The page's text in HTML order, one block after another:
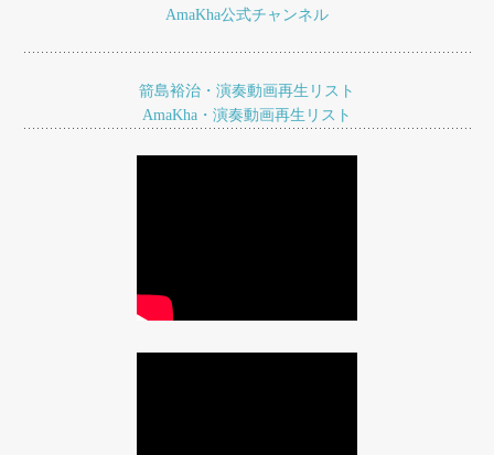
AmaKha公式チャンネル
箭島裕治・演奏動画再生リスト
AmaKha・演奏動画再生リスト